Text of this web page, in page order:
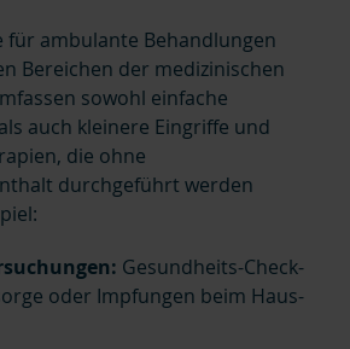
für ambulante Behandlungen
Bereichen der medizinischen
sowohl einfache
auch kleinere Eingriffe und
die ohne
durchgeführt werden
Gesundheits-Check-
oder Impfungen beim Haus-